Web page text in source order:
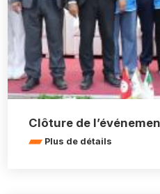
Clôture de
Plus de détails